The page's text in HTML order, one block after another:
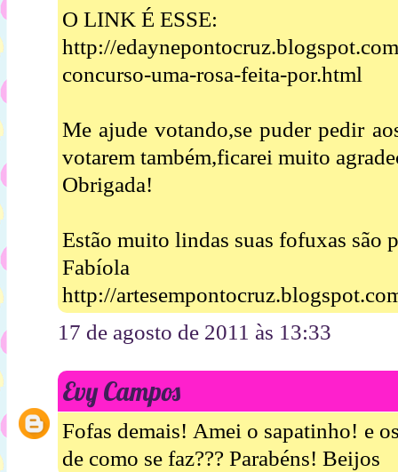
O LINK É ESSE:
http://
concurso-uma-rosa-feita-por.html
Me ajude votando,se puder pedir
votarem também,ficarei muito
Obrigada!
Estão muito lindas suas fofuxas são
Fabíola
http://
17 de agosto de 2011 às 13:33
Evy Campos
Fofas demais! Amei o sapatinho! e
de como se faz??? Parabéns! Beijos